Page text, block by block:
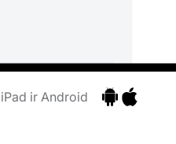
ir Android